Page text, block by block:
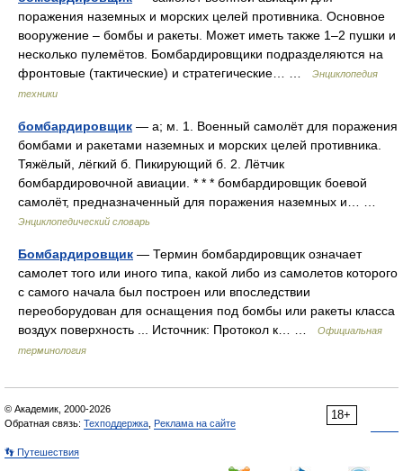
поражения наземных и морских целей противника. Основное
вооружение – бомбы и ракеты. Может иметь также 1–2 пушки и
несколько пулемётов. Бомбардировщики подразделяются на
фронтовые (тактические) и стратегические… …
Энциклопедия
техники
бомбардировщик — а; м. 1. Военный самолёт для поражения
бомбами и ракетами наземных и морских целей противника.
Тяжёлый, лёгкий б. Пикирующий б. 2. Лётчик
бомбардировочной авиации. * * * бомбардировщик боевой
самолёт, предназначенный для поражения наземных и… …
Энциклопедический словарь
Бомбардировщик — Термин бомбардировщик означает
самолет того или иного типа, какой либо из самолетов которого
с самого начала был построен или впоследствии
переоборудован для оснащения под бомбы или ракеты класса
воздух поверхность ... Источник: Протокол к… …
Официальная
терминология
18+
© Академик, 2000-2026
Обратная связь: Техподдержка Реклама на сайте
👣 Путешествия